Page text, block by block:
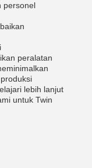
personel
peralatan
lebih lanjut
untuk Twin